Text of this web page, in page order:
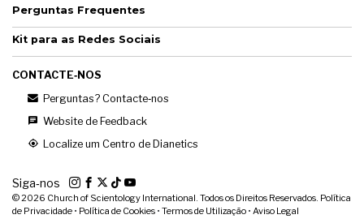
Perguntas Frequentes
Kit para as Redes Sociais
CONTACTE‑NOS
Perguntas? Contacte‑nos
Website de Feedback
Localize um Centro de Dianetics
Siga‑nos
© 2026 Church of Scientology International. Todos os Direitos Reservados. Política
de Privacidade • Política de Cookies • Termos de Utilização • Aviso Legal